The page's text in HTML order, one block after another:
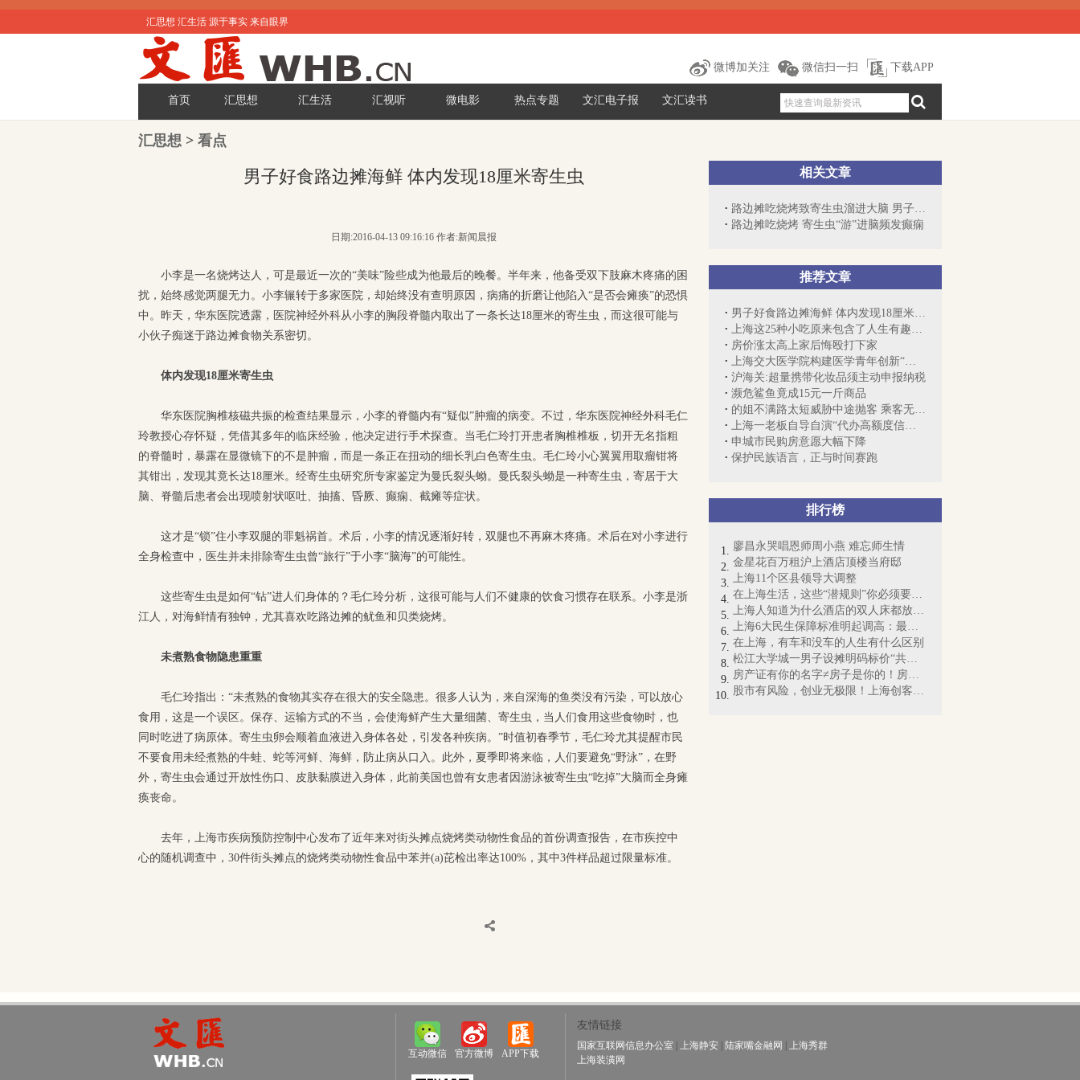
汇思想 汇生活 源于事实 来自眼界
微博加关注 微信扫一扫 下载APP
首页 汇思想 汇生活 汇视听 微电影 热点专题 文汇电子报 文汇读书
汇思想 > 看点
相关文章
路边摊吃烧烤致寄生虫溜进大脑 男子癫痫频发
路边摊吃烧烤 寄生虫“游”进脑频发癫痫
推荐文章
男子好食路边摊海鲜 体内发现18厘米寄生虫
上海这25种小吃原来包含了人生有趣的小哲理
房价涨太高上家后悔殴打下家
上海交大医学院构建医学青年创新“项目池”
沪海关:超量携带化妆品须主动申报纳税
濒危鲨鱼竟成15元一斤商品
的姐不满路太短威胁中途抛客 乘客无奈加钱
上海一老板自导自演“代办高额度信用卡”...
申城市民购房意愿大幅下降
保护民族语言，正与时间赛跑
排行榜
廖昌永哭唱恩师周小燕 难忘师生情
金星花百万租沪上酒店顶楼当府邸
上海11个区县领导大调整
在上海生活，这些“潜规则”你必须要懂！
上海人知道为什么酒店的双人床都放4个枕...
上海6大民生保障标准明起调高：最低工资...
在上海，有车和没车的人生有什么区别
松江大学城一男子设摊明码标价“共享女友...
房产证有你的名字≠房子是你的！房产证即...
股市有风险，创业无极限！上海创客梦想起航
男子好食路边摊海鲜 体内发现18厘米寄生虫
日期:2016-04-13 09:16:16 作者:新闻晨报
小李是一名烧烤达人，可是最近一次的“美味”险些成为他最后的晚餐。半年来，他备受双下肢麻木疼痛的困
扰，始终感觉两腿无力。小李辗转于多家医院，却始终没有查明原因，病痛的折磨让他陷入“是否会瘫痪”的恐惧
中。昨天，华东医院透露，医院神经外科从小李的胸段脊髓内取出了一条长达18厘米的寄生虫，而这很可能与
小伙子痴迷于路边摊食物关系密切。
体内发现18厘米寄生虫
华东医院胸椎核磁共振的检查结果显示，小李的脊髓内有“疑似”肿瘤的病变。不过，华东医院神经外科毛仁
玲教授心存怀疑，凭借其多年的临床经验，他决定进行手术探查。当毛仁玲打开患者胸椎椎板，切开无名指粗
的脊髓时，暴露在显微镜下的不是肿瘤，而是一条正在扭动的细长乳白色寄生虫。毛仁玲小心翼翼用取瘤钳将
其钳出，发现其竟长达18厘米。经寄生虫研究所专家鉴定为曼氏裂头蚴。曼氏裂头蚴是一种寄生虫，寄居于大
脑、脊髓后患者会出现喷射状呕吐、抽搐、昏厥、癫痫、截瘫等症状。
这才是“锁”住小李双腿的罪魁祸首。术后，小李的情况逐渐好转，双腿也不再麻木疼痛。术后在对小李进行
全身检查中，医生并未排除寄生虫曾“旅行”于小李“脑海”的可能性。
这些寄生虫是如何“钻”进人们身体的？毛仁玲分析，这很可能与人们不健康的饮食习惯存在联系。小李是浙
江人，对海鲜情有独钟，尤其喜欢吃路边摊的鱿鱼和贝类烧烤。
未煮熟食物隐患重重
毛仁玲指出：“未煮熟的食物其实存在很大的安全隐患。很多人认为，来自深海的鱼类没有污染，可以放心
食用，这是一个误区。保存、运输方式的不当，会使海鲜产生大量细菌、寄生虫，当人们食用这些食物时，也
同时吃进了病原体。寄生虫卵会顺着血液进入身体各处，引发各种疾病。”时值初春季节，毛仁玲尤其提醒市民
不要食用未经煮熟的牛蛙、蛇等河鲜、海鲜，防止病从口入。此外，夏季即将来临，人们要避免“野泳”，在野
外，寄生虫会通过开放性伤口、皮肤黏膜进入身体，此前美国也曾有女患者因游泳被寄生虫“吃掉”大脑而全身瘫
痪丧命。
去年，上海市疾病预防控制中心发布了近年来对街头摊点烧烤类动物性食品的首份调查报告，在市疾控中
心的随机调查中，30件街头摊点的烧烤类动物性食品中苯并(a)芘检出率达100%，其中3件样品超过限量标准。
互动微信 官方微博 APP下载
友情链接
国家互联网信息办公室 上海静安 陆家嘴金融网
上海秀群
上海装潢网